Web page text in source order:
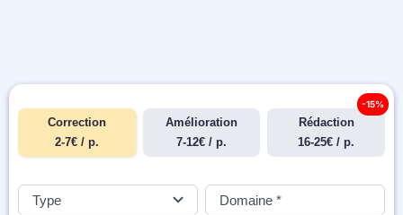
Correction
2-7€ / p.
Amélioration
7-12€ / p.
Rédaction
16-25€ / p.
-15%